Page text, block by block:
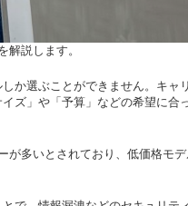
説します。
か選ぶことができません。キャ
ズ」や「予算」などの希望に合
多いとされており、低価格モ